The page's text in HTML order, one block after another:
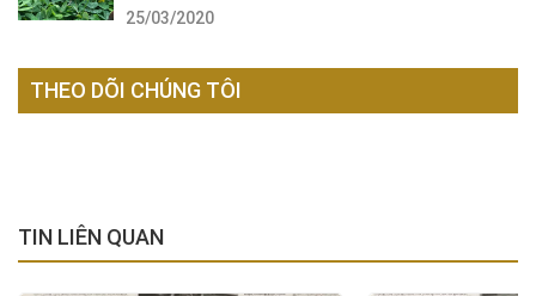
25/03/2020
THEO DÕI CHÚNG TÔI
TIN LIÊN QUAN